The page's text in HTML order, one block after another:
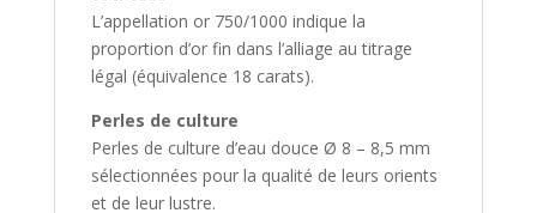
L’appellation or 750/1000 indique la
proportion d’or fin dans l’alliage au titrage
légal (équivalence 18 carats).
Perles de culture
Perles de culture d’eau douce Ø 8 – 8,5 mm
sélectionnées pour la qualité de leurs orients
et de leur lustre.